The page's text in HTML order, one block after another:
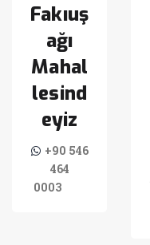
Fakıuş
ağı
Mahal
lesind
eyiz
+90 546
464
0003